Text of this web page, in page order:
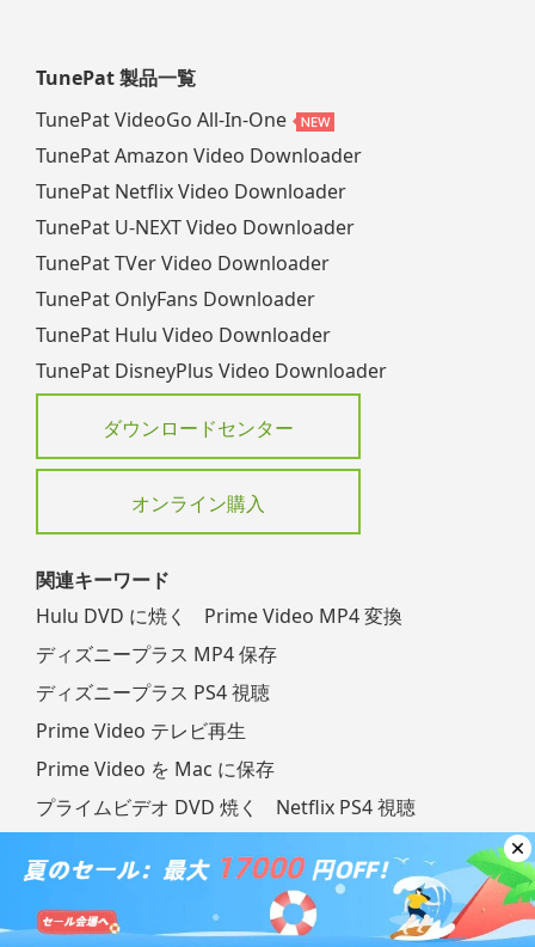
TunePat 製品一覧
TunePat VideoGo All-In-One
TunePat Amazon Video Downloader
TunePat Netflix Video Downloader
TunePat U-NEXT Video Downloader
TunePat TVer Video Downloader
TunePat OnlyFans Downloader
TunePat Hulu Video Downloader
TunePat DisneyPlus Video Downloader
ダウンロードセンター
オンライン購入
関連キーワード
Hulu DVD に焼く
Prime Video MP4 変換
ディズニープラス MP4 保存
ディズニープラス PS4 視聴
Prime Video テレビ再生
Prime Video を Mac に保存
プライムビデオ DVD 焼く
Netflix PS4 視聴
Netflix 映画を家族と友達に共有
Amazon Prime Video vs Netflix